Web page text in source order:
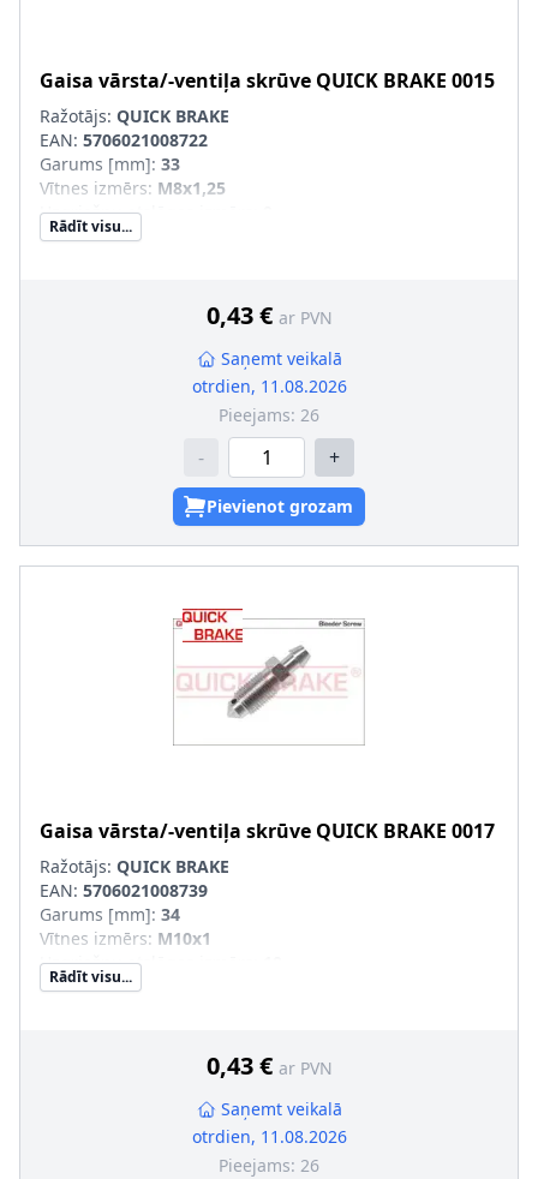
Gaisa vārsta/-ventiļa skrūve QUICK BRAKE 0015
Ražotājs: QUICK BRAKE
EAN: 5706021008722
Garums [mm]: 33
Vītnes izmērs: M8x1,25
Uzgriežņu atslēgas izmērs
Vītnes veids:
Rādīt visu...
0,43 € ar PVN
Saņemt veikalā
otrdien, 11.08.2026
Pieejams: 26
- +
Pievienot grozam
Gaisa vārsta/-ventiļa skrūve QUICK BRAKE 0017
Ražotājs: QUICK BRAKE
EAN: 5706021008739
Garums [mm]: 34
Vītnes izmērs: M10x1
Uzgriežņu atslēgas izmērs
Vītnes veids:
Rādīt visu...
0,43 € ar PVN
Saņemt veikalā
otrdien, 11.08.2026
Pieejams: 26